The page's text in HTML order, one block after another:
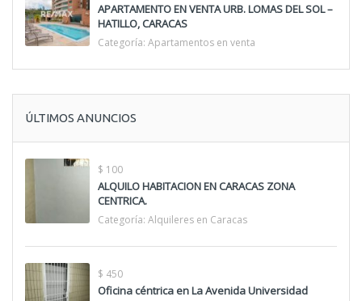
APARTAMENTO EN VENTA URB. LOMAS DEL SOL –
HATILLO, CARACAS
Categoría: Apartamentos en venta
ÚLTIMOS ANUNCIOS
$ 100
ALQUILO HABITACION EN CARACAS ZONA
CENTRICA.
Categoría: Alquileres en Caracas
$ 450
Oficina céntrica en La Avenida Universidad